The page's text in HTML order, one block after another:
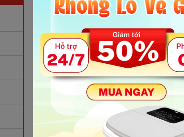
Lượt xem : 561 | Ngày Đăng Tin: 12-08-2025
Nội Dung Chính Bài
Kinh nghiệm mua máy massage cầm tay
Cuộc sống hiện đại với áp lực công việc,
tay trở thành giải pháp tiện lợi, tiết kiệm
máy massage cầm tay phù hợp qua bài
Xác định nhu cầu sử dụng máy massage